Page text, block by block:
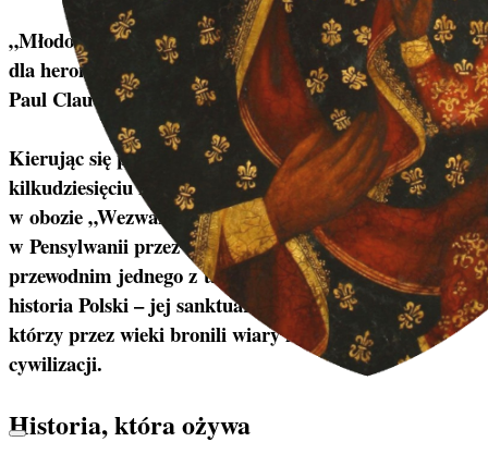
„Młodość nie została stworzona dla przyjemności, lecz
dla heroizmu” – pisał francuski poeta i dramaturg
Paul Claudel.
Kierując się pragnieniem życia pełnego cnót i odwagi,
kilkudziesięciu młodych mężczyzn wzięło udział
w obozie „Wezwanie do Rycerstwa”, organizowanym
w Pensylwanii przez American TFP. Motywem
przewodnim jednego z takich obozów była katolicka
historia Polski – jej sanktuaria, święci oraz rycerze,
którzy przez wieki bronili wiary i chrześcijańskiej
cywilizacji.
Historia, która ożywa